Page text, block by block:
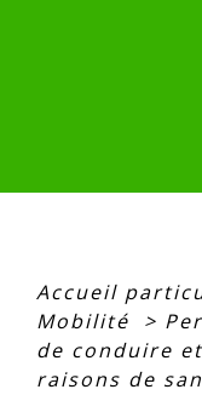
Accueil
Mobilité
>
de conduire
raisons de